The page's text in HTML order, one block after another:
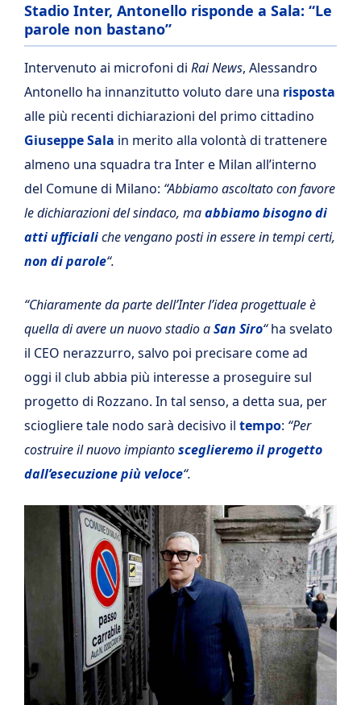
Stadio Inter, Antonello risponde a Sala: “Le
parole non bastano”
Intervenuto ai microfoni di Rai News, Alessandro
Antonello ha innanzitutto voluto dare una risposta
alle più recenti dichiarazioni del primo cittadino
Giuseppe Sala in merito alla volontà di trattenere
almeno una squadra tra Inter e Milan all’interno
del Comune di Milano: “Abbiamo ascoltato con favore
le dichiarazioni del sindaco, maabbiamo bisogno di
atti ufficialiche vengano posti in essere in tempi certi,
non di parole“.
“Chiaramente da parte dell’Inter l’idea progettuale è
quella di avere un nuovo stadio aSan Siro“ha svelato
il CEO nerazzurro, salvo poi precisare come ad
oggi il club abbia più interesse a proseguire sul
progetto di Rozzano. In tal senso, a detta sua, per
sciogliere tale nodo sarà decisivo il tempo: “Per
costruire il nuovo impiantosceglieremo il progetto
dall’esecuzione più veloce“.